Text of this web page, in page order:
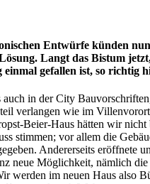
Entwürfe künden
Langt das Bistum
einmal gefallen ist, so richtig
auch in der City
verlangen wie im
Beier-Haus hätten wir nicht
stimmen; vor allem die
Andererseits eröffnete
neue Möglichkeit, nämlich die
werden im neuen Haus also